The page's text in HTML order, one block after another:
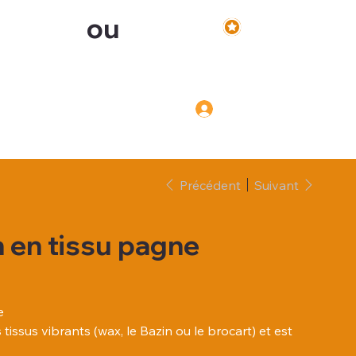
ou
Précédent Suivant
en tissu pagne
vibrants (wax, le Bazin ou le brocart) et est